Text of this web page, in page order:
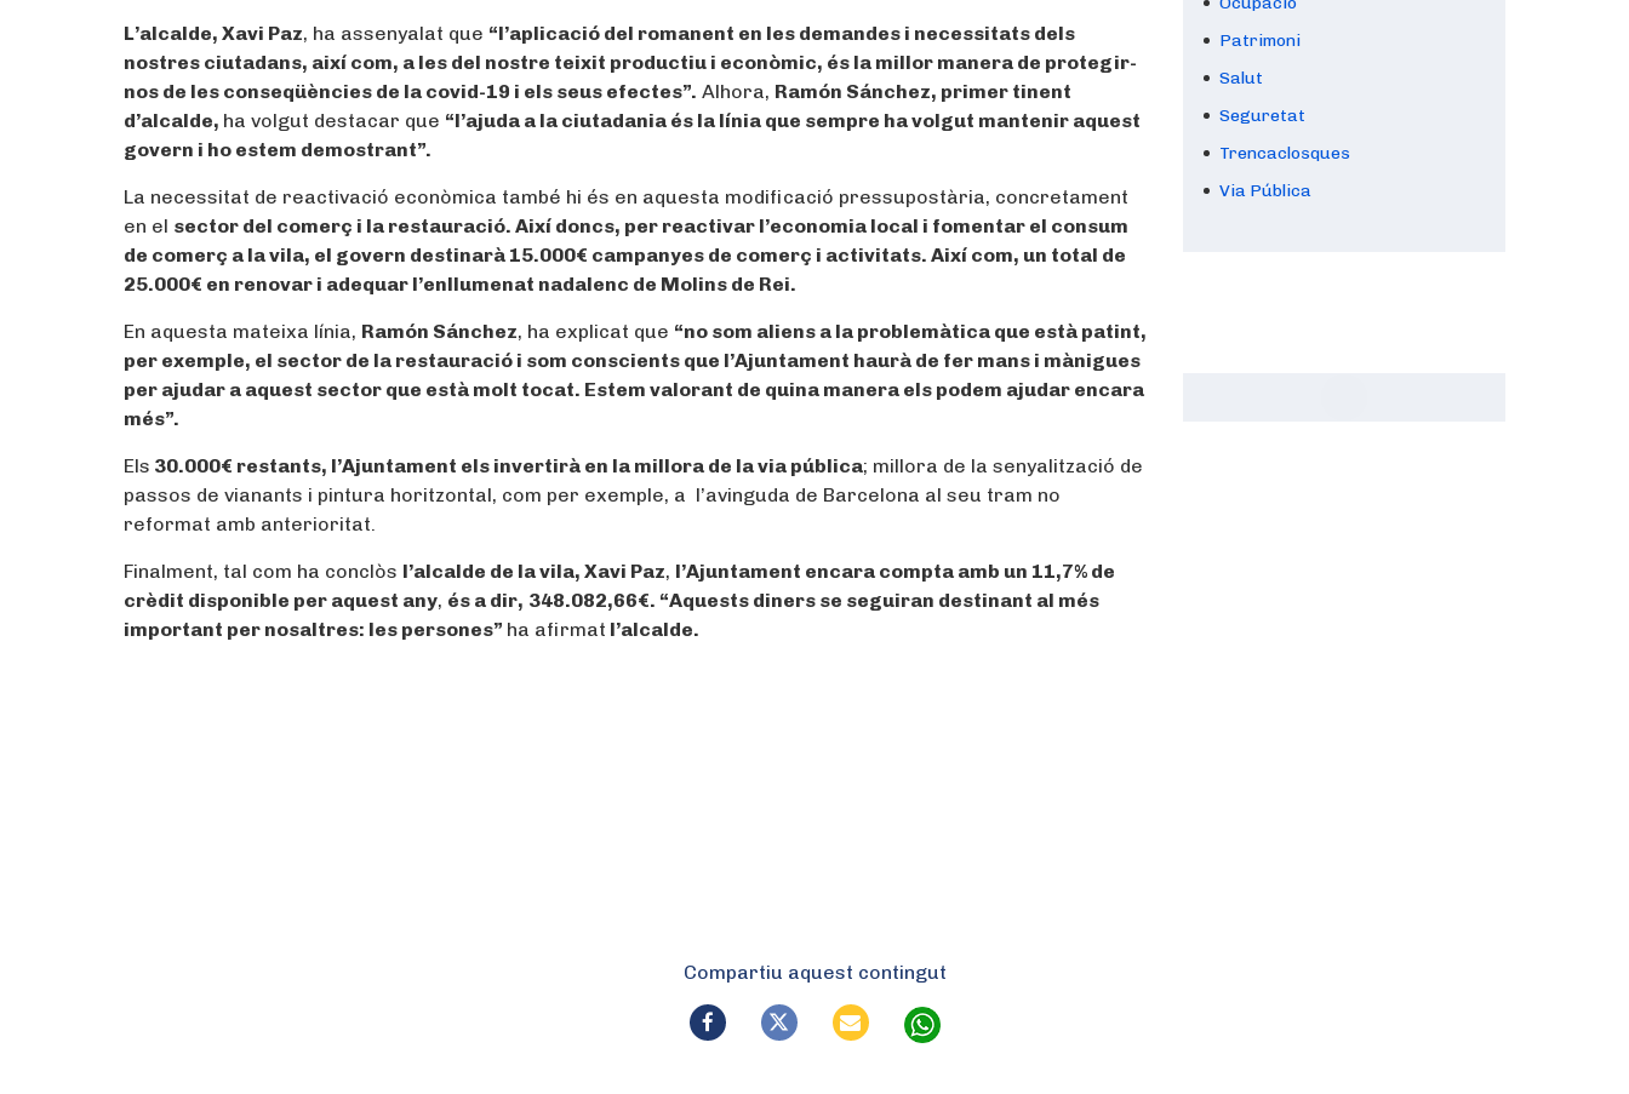
L’alcalde, Xavi Paz, ha assenyalat que “l’aplicació del romanent en les demandes i necessitats dels
nostres ciutadans, així com, a les del nostre teixit productiu i econòmic, és la millor manera de protegir-
nos de les conseqüències de la covid-19 i els seus efectes”. Alhora, Ramón Sánchez, primer tinent
d’alcalde, ha volgut destacar que “l’ajuda a la ciutadania és la línia que sempre ha volgut mantenir aquest
govern i ho estem demostrant”.
La necessitat de reactivació econòmica també hi és en aquesta modificació pressupostària, concretament
en el sector del comerç i la restauració. Així doncs, per reactivar l’economia local i fomentar el consum
de comerç a la vila, el govern destinarà 15.000€ campanyes de comerç i activitats. Així com, un total de
25.000€ en renovar i adequar l’enllumenat nadalenc de Molins de Rei.
En aquesta mateixa línia, Ramón Sánchez, ha explicat que “no som aliens a la problemàtica que està patint,
per exemple, el sector de la restauració i som conscients que l’Ajuntament haurà de fer mans i mànigues
per ajudar a aquest sector que està molt tocat. Estem valorant de quina manera els podem ajudar encara
més”.
Els 30.000€ restants, l’Ajuntament els invertirà en la millora de la via pública; millora de la senyalització de
passos de vianants i pintura horitzontal, com per exemple, a l’avinguda de Barcelona al seu tram no
reformat amb anterioritat.
Finalment, tal com ha conclòs l’alcalde de la vila, Xavi Paz, l’Ajuntament encara compta amb un 11,7% de
crèdit disponible per aquest any, és a dir, 348.082,66€. “Aquests diners se seguiran destinant al més
important per nosaltres: les persones” ha afirmat l’alcalde.
Patrimoni
Salut
Seguretat
Trencaclosques
Via Pública
Compartiu aquest contingut